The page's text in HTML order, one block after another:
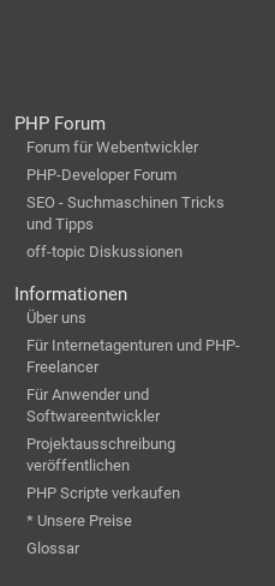
PHP Forum
Forum für Webentwickler
PHP-Developer Forum
SEO - Suchmaschinen Tricks
und Tipps
off-topic Diskussionen
Informationen
Über uns
Für Internetagenturen und PHP-
Freelancer
Für Anwender und
Softwareentwickler
Projektausschreibung
veröffentlichen
PHP Scripte verkaufen
* Unsere Preise
Glossar